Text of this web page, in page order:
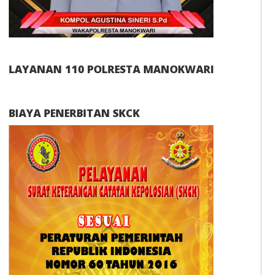
LAYANAN 110 POLRESTA MANOKWARI
BIAYA PENERBITAN SKCK